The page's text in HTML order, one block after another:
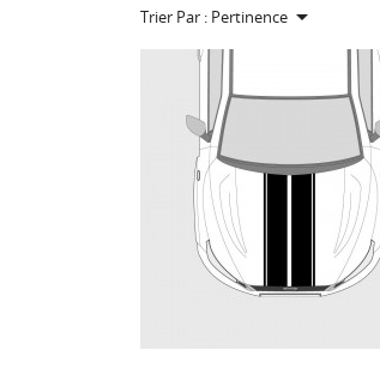
Trier Par : Pertinence 